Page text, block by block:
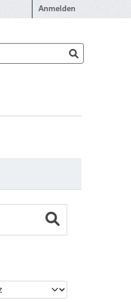
Anmelden